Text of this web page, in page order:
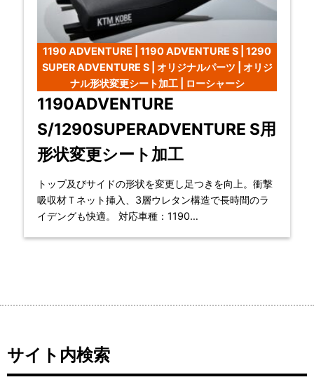
1190 ADVENTURE | 1190 ADVENTURE S | 1290
SUPER ADVENTURE S | オリジナルパーツ | オリジ
ナル形状変更シート加工 | ローシャーシ
1190ADVENTURE
S/1290SUPERADVENTURE S用
形状変更シート加工
トップ及びサイドの形状を変更し足つきを向上。衝撃
吸収材Ｔネット挿入、3層ウレタン構造で長時間のラ
イデングも快適。 対応車種：1190
サイト内検索